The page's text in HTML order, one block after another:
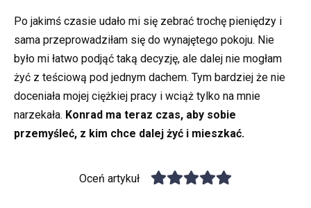
Po jakimś czasie udało mi się zebrać trochę pieniędzy i
sama przeprowadziłam się do wynajętego pokoju. Nie
było mi łatwo podjąć taką decyzję, ale dalej nie mogłam
żyć z teściową pod jednym dachem. Tym bardziej że nie
doceniała mojej ciężkiej pracy i wciąż tylko na mnie
narzekała. Konrad ma teraz czas, aby sobie
przemyśleć, z kim chce dalej żyć i mieszkać.
Oceń artykuł